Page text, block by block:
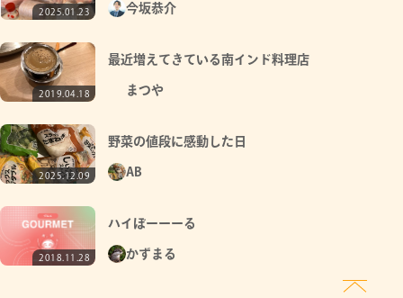
2025.01.23 今坂恭介
2019.04.18
最近増えてきている南インド料理店
まつや
2025.12.09
野菜の値段に感動した日
AB
2018.11.28
ハイぼーーーる
かずまる